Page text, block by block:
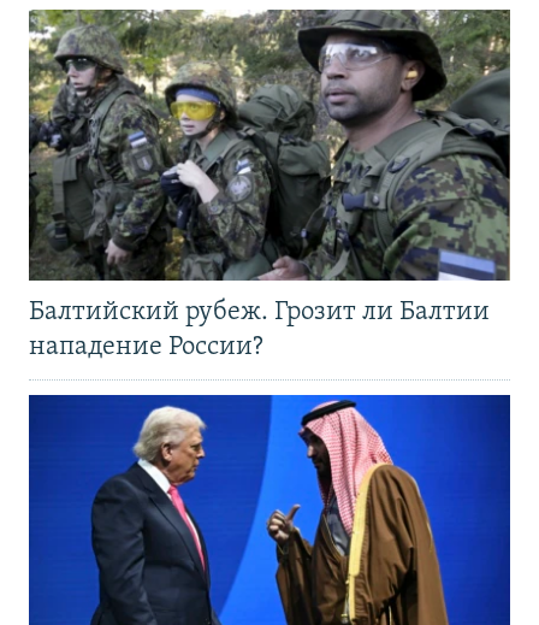
Балтийский рубеж. Грозит ли Балтии
нападение России?